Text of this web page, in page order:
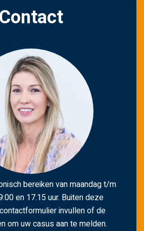
Contact
bereiken van maandag t/m
en 17.15 uur. Buiten deze
invullen of de
om uw casus aan te melden.